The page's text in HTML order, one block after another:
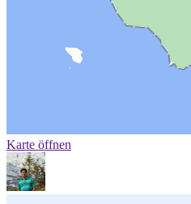
Karte öffnen